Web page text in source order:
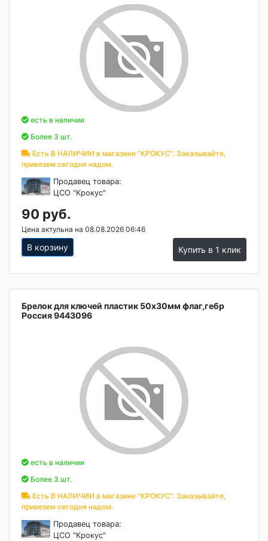
есть в наличии
Более 3 шт.
Есть В НАЛИЧИИ в магазине "КРОКУС". Заказывайте,
привезем сегодня надом.
Продавец товара:
ЦСО "Крокус"
90 руб.
Цена актульна на 08.08.2026 06:46
В корзину Купить в 1 клик
Брелок для ключей пластик 50х30мм флаг,гебр
Россия 9443096
есть в наличии
Более 3 шт.
Есть В НАЛИЧИИ в магазине "КРОКУС". Заказывайте,
привезем сегодня надом.
Продавец товара:
ЦСО "Крокус"